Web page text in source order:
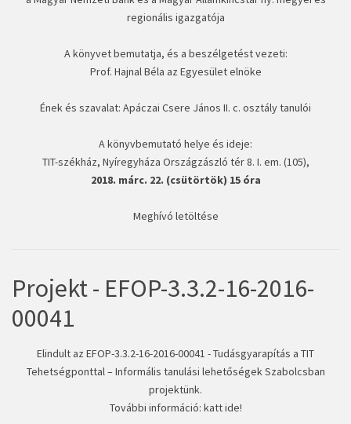
regionális igazgatója
A könyvet bemutatja, és a beszélgetést vezeti:
Prof. Hajnal Béla az Egyesület elnöke
Ének és szavalat: Apáczai Csere János II. c. osztály tanulói
A könyvbemutató helye és ideje:
TIT-székház, Nyíregyháza Országzászló tér 8. I. em. (105),
2018. márc. 22. (csütörtök) 15 óra
Meghívó letöltése
Projekt - EFOP-3.3.2-16-2016-
00041
Elindult az EFOP-3.3.2-16-2016-00041 - Tudásgyarapítás a TIT
Tehetségponttal – Informális tanulási lehetőségek Szabolcsban
projektünk.
További információ: katt ide!